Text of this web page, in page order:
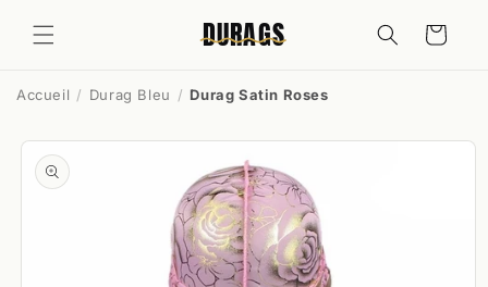
passer
au
DURAGS Panier
Accueil Durag Bleu Durag Satin Roses
Passer aux
informations
produits